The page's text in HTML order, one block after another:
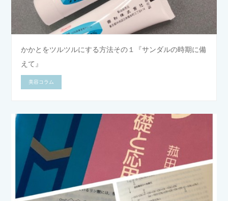
かかとをツルツルにする方法その１『サンダルの時期に備
えて』
美容コラム